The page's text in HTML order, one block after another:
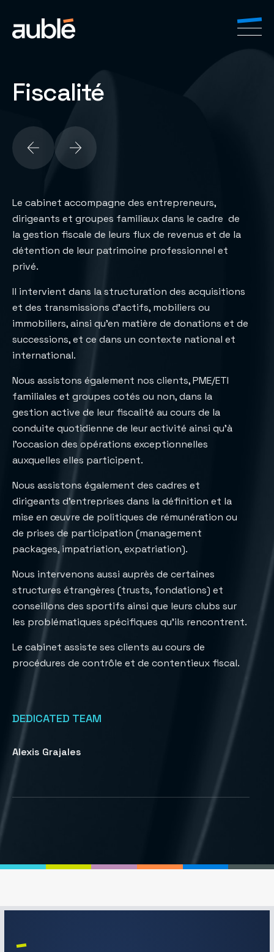
Fiscalité
Le cabinet accompagne des entrepreneurs,
dirigeants et groupes familiaux dans le cadre de
la gestion fiscale de leurs flux de revenus et de la
détention de leur patrimoine professionnel et
privé.
Il intervient dans la structuration des acquisitions
et des transmissions d’actifs, mobiliers ou
immobiliers, ainsi qu’en matière de donations et de
successions, et ce dans un contexte national et
international.
Nous assistons également nos clients, PME/ETI
familiales et groupes cotés ou non, dans la
gestion active de leur fiscalité au cours de la
conduite quotidienne de leur activité ainsi qu’à
l’occasion des opérations exceptionnelles
auxquelles elles participent.
Nous assistons également des cadres et
dirigeants d’entreprises dans la définition et la
mise en œuvre de politiques de rémunération ou
de prises de participation (management
packages, impatriation, expatriation).
Nous intervenons aussi auprès de certaines
structures étrangères (trusts, fondations) et
conseillons des sportifs ainsi que leurs clubs sur
les problématiques spécifiques qu’ils rencontrent.
Le cabinet assiste ses clients au cours de
procédures de contrôle et de contentieux fiscal.
DEDICATED TEAM
Alexis Grajales